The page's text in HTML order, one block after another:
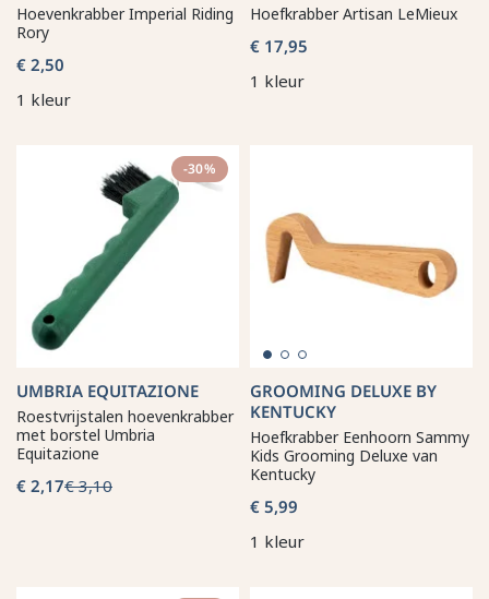
Hoevenkrabber Imperial Riding
Rory
€ 2,50
1 kleur
Hoefkrabber Artisan LeMieux
€ 17,95
1 kleur
-30%
UMBRIA EQUITAZIONE
Roestvrijstalen hoevenkrabber
met borstel Umbria
Equitazione
€ 2,17€ 3,10
GROOMING DELUXE BY
KENTUCKY
Hoefkrabber Eenhoorn Sammy
Kids Grooming Deluxe van
Kentucky
€ 5,99
1 kleur